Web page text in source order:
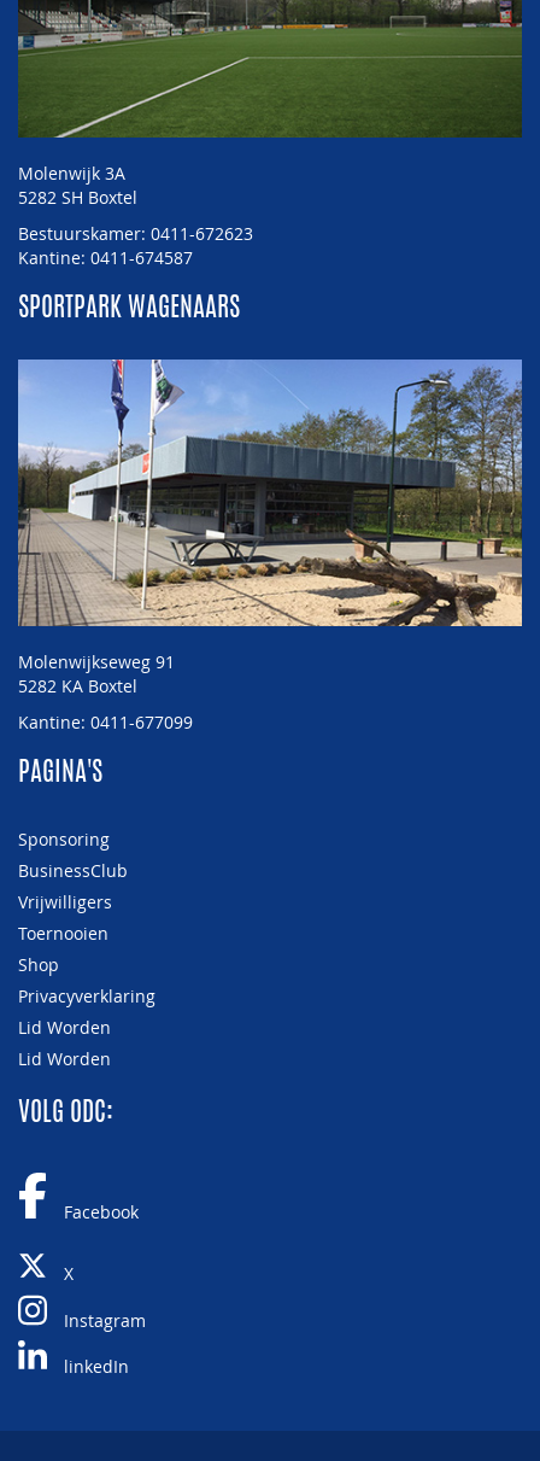
Molenwijk 3A
5282 SH Boxtel
Bestuurskamer: 0411-672623
Kantine: 0411-674587
SPORTPARK WAGENAARS
Molenwijkseweg 91
5282 KA Boxtel
Kantine: 0411-677099
PAGINA'S
Sponsoring
BusinessClub
Vrijwilligers
Toernooien
Shop
Privacyverklaring
Lid Worden
Lid Worden
VOLG ODC:
Facebook
X
Instagram
linkedIn